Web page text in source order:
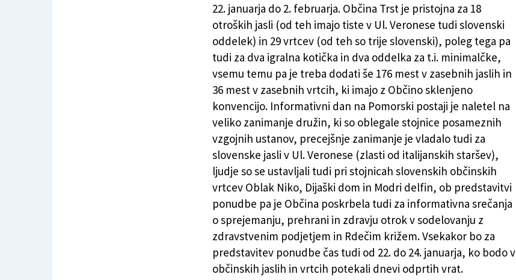
22. januarja do 2. februarja. Občina Trst je pristojna za 18
otroških jasli (od teh imajo tiste v Ul. Veronese tudi slovenski
oddelek) in 29 vrtcev (od teh so trije slovenski), poleg tega pa
tudi za dva igralna kotička in dva oddelka za t.i. minimalčke,
vsemu temu pa je treba dodati še 176 mest v zasebnih jaslih in
36 mest v zasebnih vrtcih, ki imajo z Občino sklenjeno
konvencijo. Informativni dan na Pomorski postaji je naletel na
veliko zanimanje družin, ki so oblegale stojnice posameznih
vzgojnih ustanov, precejšnje zanimanje je vladalo tudi za
slovenske jasli v Ul. Veronese (zlasti od italijanskih staršev),
ljudje so se ustavljali tudi pri stojnicah slovenskih občinskih
vrtcev Oblak Niko, Dijaški dom in Modri delfin, ob predstavitvi
ponudbe pa je Občina poskrbela tudi za informativna srečanja
o sprejemanju, prehrani in zdravju otrok v sodelovanju z
zdravstvenim podjetjem in Rdečim križem. Vsekakor bo za
predstavitev ponudbe čas tudi od 22. do 24. januarja, ko bodo v
občinskih jaslih in vrtcih potekali dnevi odprtih vrat.